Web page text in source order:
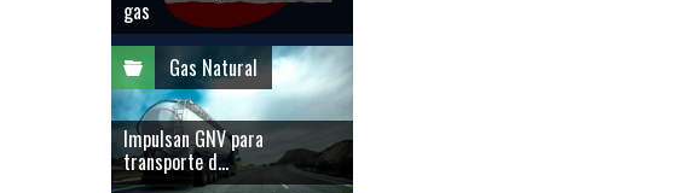
gas
Gas Natural
Impulsan GNV para
transporte d...